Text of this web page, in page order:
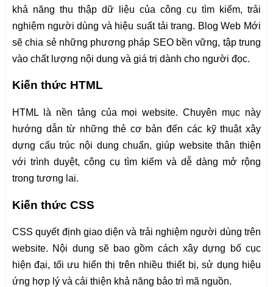
khả năng thu thập dữ liệu của công cụ tìm kiếm, trải
nghiệm người dùng và hiệu suất tải trang. Blog Web Mới
sẽ chia sẻ những phương pháp SEO bền vững, tập trung
vào chất lượng nội dung và giá trị dành cho người đọc.
Kiến thức HTML
HTML là nền tảng của mọi website. Chuyên mục này
hướng dẫn từ những thẻ cơ bản đến các kỹ thuật xây
dựng cấu trúc nội dung chuẩn, giúp website thân thiện
với trình duyệt, công cụ tìm kiếm và dễ dàng mở rộng
trong tương lai.
Kiến thức CSS
CSS quyết định giao diện và trải nghiệm người dùng trên
website. Nội dung sẽ bao gồm cách xây dựng bố cục
hiện đại, tối ưu hiển thị trên nhiều thiết bị, sử dụng hiệu
ứng hợp lý và cải thiện khả năng bảo trì mã nguồn.